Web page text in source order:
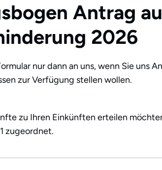
Antrag
2026
nur dann an uns, wenn Sie uns
zur Verfügung stellen wollen.
zu Ihren Einkünften erteilen
zugeordnet.